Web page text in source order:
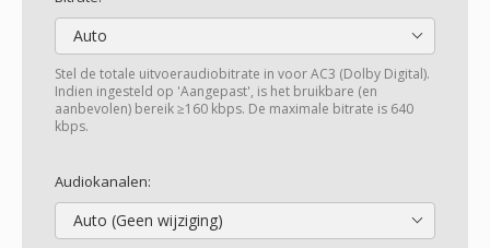
Auto
Stel de totale uitvoeraudiobitrate in voor AC3 (Dolby Digital).
Indien ingesteld op 'Aangepast', is het bruikbare (en
aanbevolen) bereik ≥160 kbps. De maximale bitrate is 640
kbps.
Audiokanalen:
Auto (Geen wijziging)